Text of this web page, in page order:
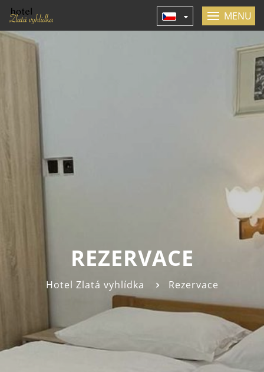
MENU
REZERVACE
Hotel Zlatá vyhlídka Rezervace